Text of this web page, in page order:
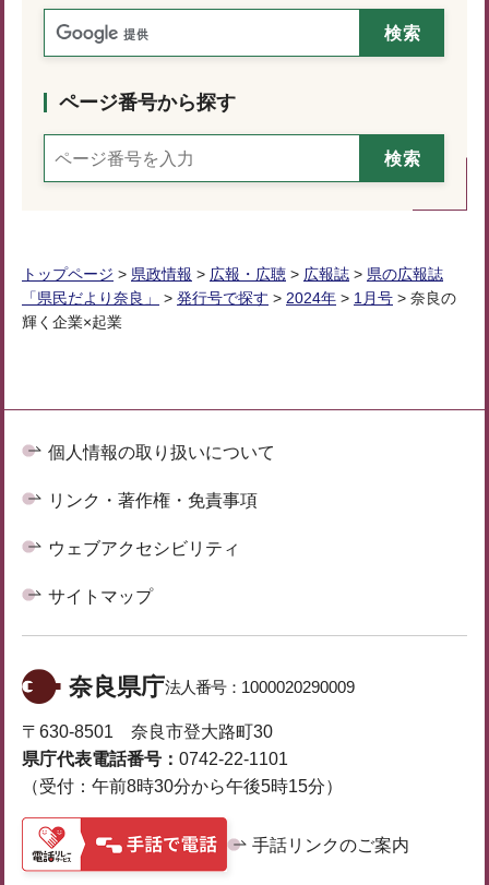
ページ番号から探す
トップページ > 県政情報 > 広報・広聴 > 広報誌 > 県の広報誌
「県民だより奈良」
> 発行号で探す > 2024年 > 1月号 > 奈良の
輝く企業×起業
個人情報の取り扱いについて
リンク・著作権・免責事項
ウェブアクセシビリティ
サイトマップ
奈良県庁法人番号： 1000020290009
〒630-8501 奈良市登大路町30
県庁代表電話番号： 0742-22-1101
（受付：午前8時30分から午後5時15分）
手話リンクのご案内